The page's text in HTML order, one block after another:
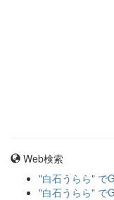
Web検索
"白石うらら" で
"白石うらら" で